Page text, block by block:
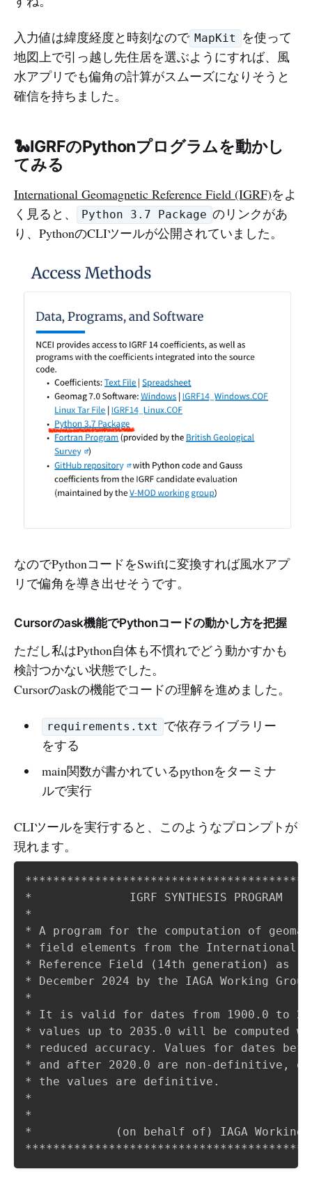
入力値は緯度経度と時刻なので MapKit
を使って
地図上で引っ越し先住居を選ぶようにすれば、風
水アプリでも偏角の計算がスムーズになりそうと
確信を持ちました。
🐍IGRFのPythonプログラムを動かし
てみる
International Geomagnetic Reference Field (IGRF)をよ
く見ると、
Python 3.7 Package のリンクがあ
り、PythonのCLIツールが公開されていました。
なのでPythonコードをSwiftに変換すれば風水アプ
リで偏角を導き出せそうです。
Cursorのask機能でPythonコードの動かし方を把握
ただし私はPython自体も不慣れでどう動かすかも
検討つかない状態でした。
Cursorのaskの機能でコードの理解を進めました。
requirements.txt で依存ライブラリー
をする
main関数が書かれているpythonをターミナ
ルで実行
CLIツールを実行すると、このようなプロンプトが
現れます。
*              IGRF SYNTHESIS
*
* A program for the computation of
* field elements from the International
* Reference Field (14th generation) as
* December 2024 by the IAGA Working
*
* It is valid for dates from 1900.0 to
* values up to 2035.0 will be
* reduced accuracy. Values for dates
* and after 2020.0 are non-definitive,
* the values are definitive.
*
*
*            (on behalf of) IAGA Working